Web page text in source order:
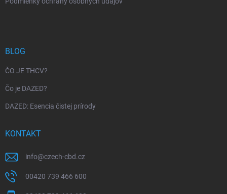
BLOG
ČO JE THCV?
Čo je DAZED?
DAZED: Esencia čistej prírody
KONTAKT
info@czech-cbd.cz
00420 739 466 600